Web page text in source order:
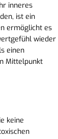
inneres
ist ein
ermöglicht es
wieder
einen
Mittelpunkt
keine